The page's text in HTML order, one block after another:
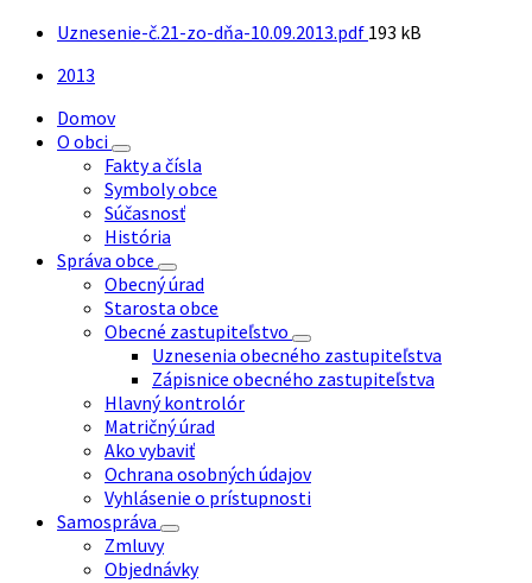
Uznesenie-č.21-zo-dňa-10.09.2013.pdf Veľkosť
193 kB
2013
Domov
O obci
Fakty a čísla
Symboly obce
Súčasnosť
História
Správa obce
Obecný úrad
Starosta obce
Obecné zastupiteľstvo
Uznesenia obecného zastupiteľstva
Zápisnice obecného zastupiteľstva
Hlavný kontrolór
Matričný úrad
Ako vybaviť
Ochrana osobných údajov
Vyhlásenie o prístupnosti
Samospráva
Zmluvy
Objednávky